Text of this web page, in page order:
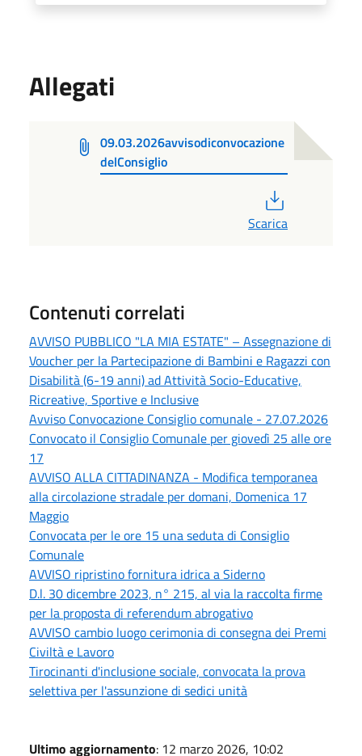
Allegati
09.03.2026avvisodiconvocazione
delConsiglio
Scarica
Contenuti correlati
AVVISO PUBBLICO "LA MIA ESTATE" – Assegnazione di
Voucher per la Partecipazione di Bambini e Ragazzi con
Disabilità (6-19 anni) ad Attività Socio-Educative,
Ricreative, Sportive e Inclusive
Avviso Convocazione Consiglio comunale - 27.07.2026
Convocato il Consiglio Comunale per giovedì 25 alle ore
17
AVVISO ALLA CITTADINANZA - Modifica temporanea
alla circolazione stradale per domani, Domenica 17
Maggio
Convocata per le ore 15 una seduta di Consiglio
Comunale
AVVISO ripristino fornitura idrica a Siderno
D.l. 30 dicembre 2023, n° 215, al via la raccolta firme
per la proposta di referendum abrogativo
AVVISO cambio luogo cerimonia di consegna dei Premi
Civiltà e Lavoro
Tirocinanti d'inclusione sociale, convocata la prova
selettiva per l'assunzione di sedici unità
Ultimo aggiornamento: 12 marzo 2026, 10:02